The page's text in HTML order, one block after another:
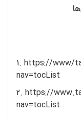
1. https://www/
nav=tocList
2. https://
nav=tocList